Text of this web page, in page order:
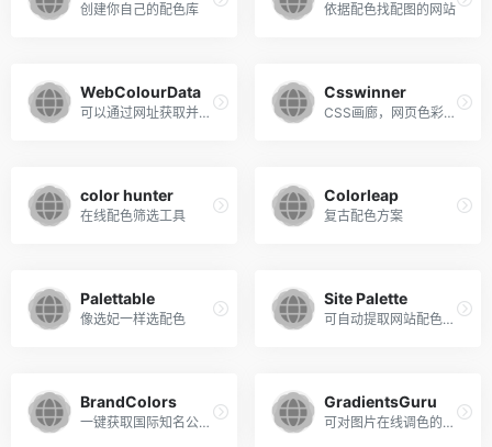
创建你自己的配色库 依据配色找配图的网站
WebColourData
可以通过网址获取并且分析网站配色
Csswinner
CSS画廊，网页色彩分类
color hunter
在线配色筛选工具
Colorleap
复古配色方案
Palettable
像选妃一样选配色
Site Palette
可自动提取网站配色的Chrome插件
BrandColors
一键获取国际知名公司的官方配色
GradientsGuru
可对图片在线调色的渐变配色网站